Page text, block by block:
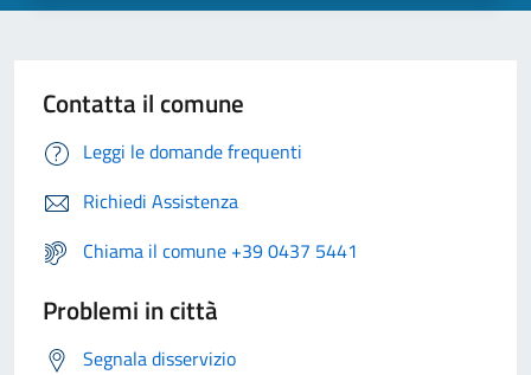
Contatta il comune
Leggi le domande frequenti
Richiedi Assistenza
Chiama il comune +39 0437 5441
Problemi in città
Segnala disservizio